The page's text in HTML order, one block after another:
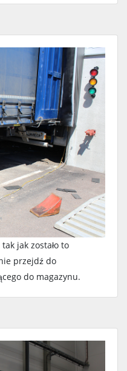
jak zostało to
przejdź do
do magazynu.